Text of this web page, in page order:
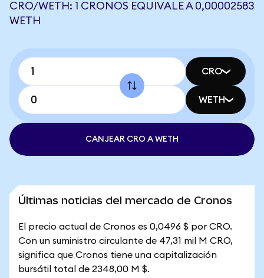
CRO/WETH: 1 CRONOS EQUIVALE A 0,00002583
WETH
CRO
WETH
CANJEAR CRO A WETH
Últimas noticias del mercado de Cronos
El precio actual de Cronos es 0,0496 $ por CRO.
Con un suministro circulante de 47,31 mil M CRO,
significa que Cronos tiene una capitalización
bursátil total de 2348,00 M $.